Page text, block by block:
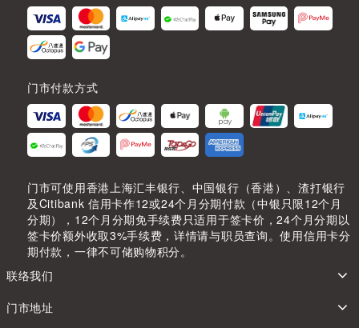
门市付款方式
门市可使用香港上海汇丰银行、中国银行（香港）、渣打银行
及Citibank 信用卡作12或24个月分期付款（中银只限12个月
分期），12个月分期免手续费只适用于签卡价，24个月分期以
签卡价额外收取3%手续费，详情请与职员查询。使用信用卡分
期付款，一律不可储购物积分。
联络我们
门市地址